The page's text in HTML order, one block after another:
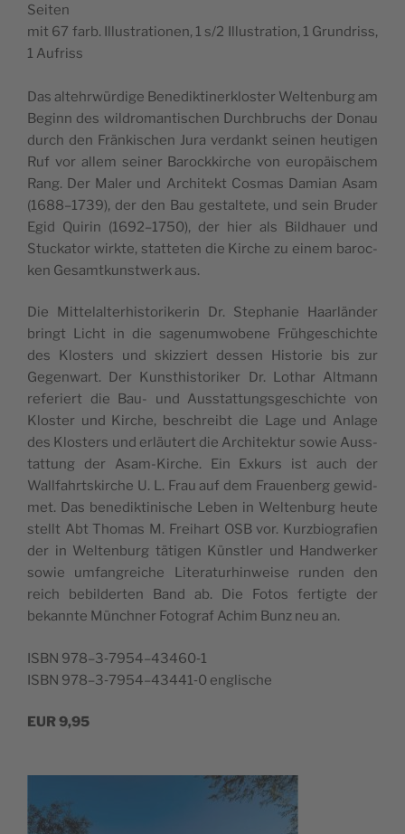
Seiten
mit 67 farb. Illu­s­tra­ti­o­nen, 1 s/2 Illu­s­tra­ti­on, 1 Grun­driss,
1 Aufriss
Das alte­hrwür­d­ige Bene­dik­ti­ner­klo­s­ter Wel­ten­burg am
Beginn des wil­dro­man­ti­sc­hen Durc­hbruc­hs der Donau
durch den Frän­ki­sc­hen Jura ver­dankt sei­nen heu­ti­gen
Ruf vor allem sei­ner Baroc­kkirc­he von euro­päi­sc­hem
Rang. Der Mal­er und Arc­hi­tekt Cos­mas Dami­an Asam
(1688–1739), der den Bau ges­tal­t­ete, und sein Bru­der
Egid Qui­rin (1692–1750), der hier als Bild­ha­u­er und
Stuc­ka­tor wirk­te, stat­te­ten die Kirc­he zu einem baroc­
ken Gesamt­kun­stwerk aus.
Die Mit­te­lal­ter­hi­s­to­ri­ke­rin Dr. Step­ha­nie Haar­län­der
bringt Lic­ht in die sage­nu­mw­obe­ne Frühge­sc­hic­hte
des Klo­s­ters und ski­zzi­ert des­sen His­to­rie bis zur
Gege­nwart. Der Kun­st­hi­s­to­ri­ker Dr. Lot­har Alt­mann
refe­ri­ert die Bau- und Aus­s­tat­tung­s­ge­sc­hic­hte von
Klo­s­ter und Kirc­he, besc­hre­ibt die Lage und Anla­ge
des Klo­s­ters und erläu­tert die Arc­hi­tek­tur sowie Aus­s­
tat­tung der Asam-Kirc­he. Ein Exkurs ist auch der
Wallfa­hrt­s­kirc­he U. L. Frau auf dem Fra­u­en­berg gewid­
met. Das bene­dik­ti­ni­sc­he Leben in Wel­ten­burg heu­te
stellt Abt Tho­mas M. Fre­i­hart OSB vor. Kurz­bio­gra­fi­en
der in Wel­ten­burg täti­gen Kün­stler und Han­dwer­ker
sowie umfan­gre­ic­he Lite­ra­tur­hi­nwe­i­se run­den den
reich bebil­der­ten Band ab. Die Fotos fer­tig­te der
bekann­te Münc­hner Foto­graf Achim Bunz neu an.
ISBN 978–3‑7954–43460‑1
ISBN 978–3‑7954–43441‑0 englische
EUR 9,95